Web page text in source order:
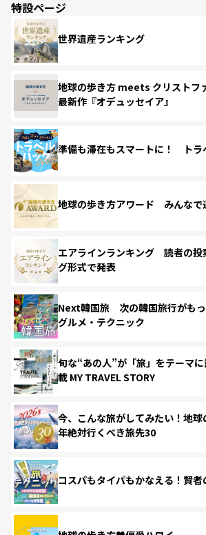
特設ページ
世界遺産ランキング
地球の歩き方 meets クリストフ
最新作『オデュッセイア』
準備も滞在もスマートに！ トラ
地球の歩き方アワード みんなで
エアラインランキング 読者の投
グ形式で発表
Next韓国旅 次の韓国旅行がもっ
グルメ・テクニック
旬な“あの人”が「旅」をテーマ
載 MY TRAVEL STORY
今、こんな旅がしてみたい！地
年絶対行くべき旅先30
コスパもタイパもかなえる！賢